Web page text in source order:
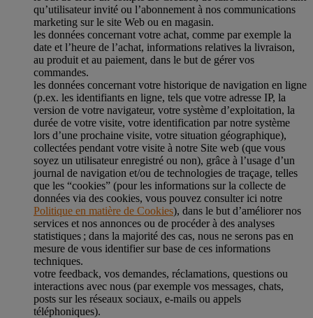
qu’utilisateur invité ou l’abonnement à nos communications
marketing sur le site Web ou en magasin.
les données concernant votre achat, comme par exemple la
date et l’heure de l’achat, informations relatives la livraison,
au produit et au paiement, dans le but de gérer vos
commandes.
les données concernant votre historique de navigation en ligne
(p.ex. les identifiants en ligne, tels que votre adresse IP, la
version de votre navigateur, votre système d’exploitation, la
durée de votre visite, votre identification par notre système
lors d’une prochaine visite, votre situation géographique),
collectées pendant votre visite à notre Site web (que vous
soyez un utilisateur enregistré ou non), grâce à l’usage d’un
journal de navigation et/ou de technologies de traçage, telles
que les “cookies” (pour les informations sur la collecte de
données via des cookies, vous pouvez consulter ici notre
Politique en matière de Cookies), dans le but d’améliorer nos
services et nos annonces ou de procéder à des analyses
statistiques ; dans la majorité des cas, nous ne serons pas en
mesure de vous identifier sur base de ces informations
techniques.
votre feedback, vos demandes, réclamations, questions ou
interactions avec nous (par exemple vos messages, chats,
posts sur les réseaux sociaux, e-mails ou appels
téléphoniques).